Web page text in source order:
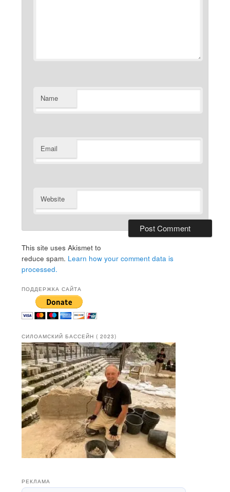
Name
Email
Website
This site uses Akismet to
reduce spam. Learn how your comment data is
processed.
ПОДДЕРЖКА САЙТА
СИЛОАМСКИЙ БАССЕЙН ( 2023)
РЕКЛАМА